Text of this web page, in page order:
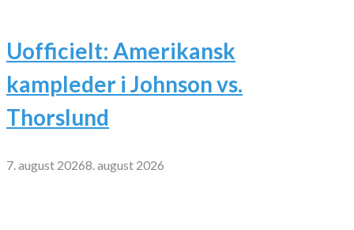
Uofficielt: Amerikansk
kampleder i Johnson vs.
Thorslund
7. august 20268. august 2026